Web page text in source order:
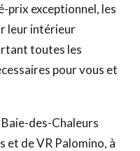
exceptionnel, les
leur intérieur
toutes les
pour vous et
des-Chaleurs
de VR Palomino, à